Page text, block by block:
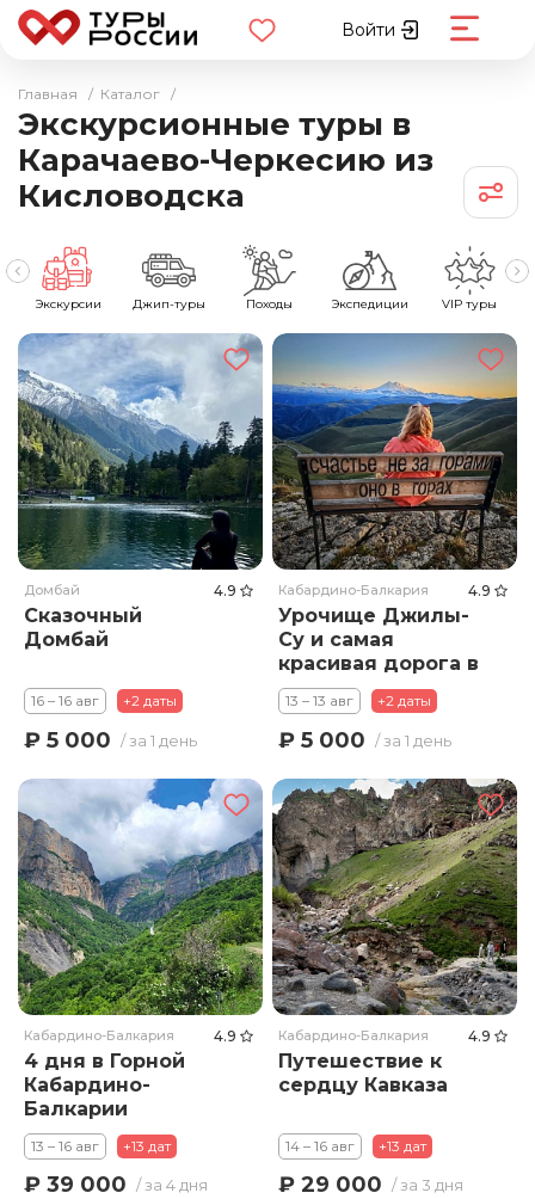
Войти
Главная / Каталог /
Экскурсионные туры в
Карачаево-Черкесию из
Кисловодска
Экскурсии Джип-туры Походы Экспедиции VIP туры
Домбай 4.9
Сказочный
Домбай
16 – 16 авг +2 даты
₽ 5 000 / за 1 день
Кабардино-Балкария 4.9
Урочище Джилы-
Су и самая
красивая дорога в
России
13 – 13 авг +2 даты
₽ 5 000 / за 1 день
Кабардино-Балкария 4.9
4 дня в Горной
Кабардино-
Балкарии
13 – 16 авг +13 дат
₽ 39 000 / за 4 дня
Кабардино-Балкария 4.9
Путешествие к
сердцу Кавказа
14 – 16 авг +13 дат
₽ 29 000 / за 3 дня